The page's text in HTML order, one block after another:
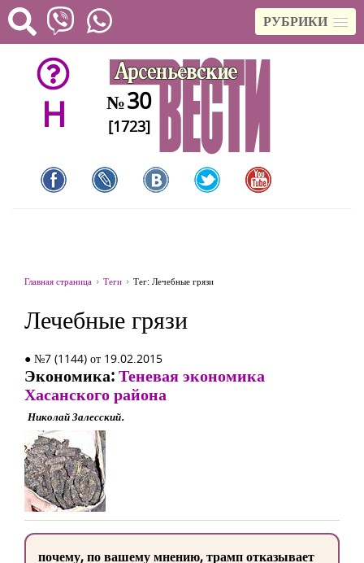
РУБРИКИ
H №30
[1723]
Главная страница Теги Тег: Лечебные грязи
Лечебные грязи
● №7 (1144) от 19.02.2015
Экономика:Теневая экономика
Хасанского района
Николай Залесский.
почему, по вашему мнению, трамп отказывает